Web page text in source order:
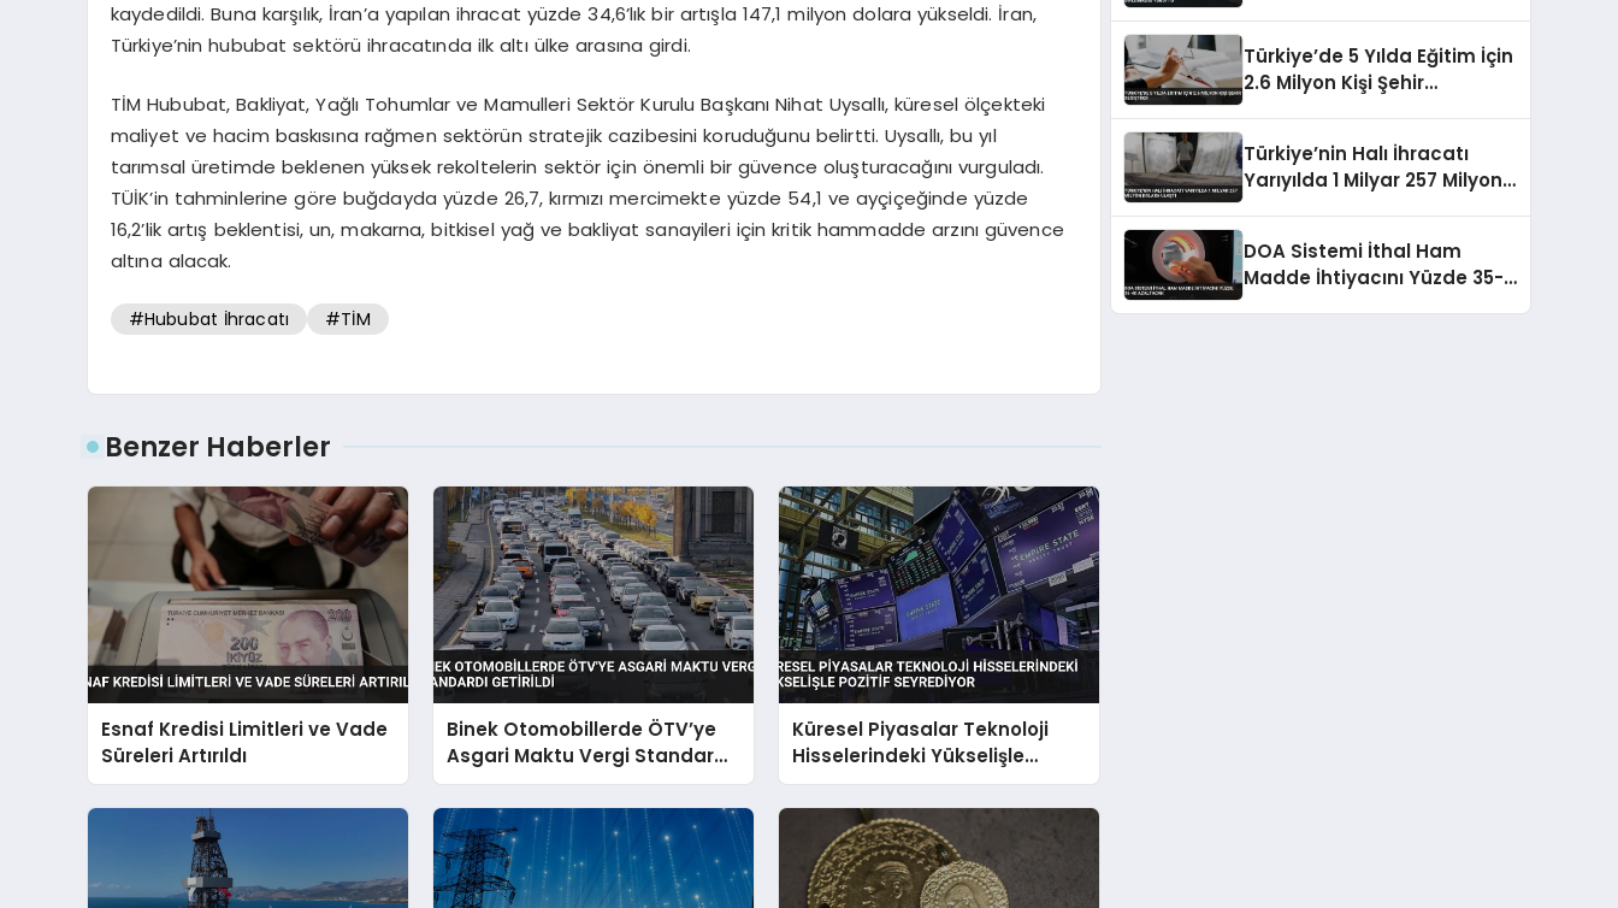
kaydedildi. Buna karşılık, İran’a yapılan ihracat yüzde 34,6’lık bir artışla 147,1 milyon dolara yükseldi. İran,
Türkiye’nin hububat sektörü ihracatında ilk altı ülke arasına girdi.
TİM Hububat, Bakliyat, Yağlı Tohumlar ve Mamulleri Sektör Kurulu Başkanı Nihat Uysallı, küresel ölçekteki
maliyet ve hacim baskısına rağmen sektörün stratejik cazibesini koruduğunu belirtti. Uysallı, bu yıl
tarımsal üretimde beklenen yüksek rekoltelerin sektör için önemli bir güvence oluşturacağını vurguladı.
TÜİK’in tahminlerine göre buğdayda yüzde 26,7, kırmızı mercimekte yüzde 54,1 ve ayçiçeğinde yüzde
16,2’lik artış beklentisi, un, makarna, bitkisel yağ ve bakliyat sanayileri için kritik hammadde arzını güvence
altına alacak.
#Hububat İhracatı #TİM
Benzer Haberler
Esnaf Kredisi Limitleri ve Vade
Süreleri Artırıldı
Binek Otomobillerde ÖTV’ye
Asgari Maktu Vergi Standardı
Getirildi
Küresel Piyasalar Teknoloji
Hisselerindeki Yükselişle
Pozitif Seyrediyor
Türkiye’de 5 Yılda Eğitim İçin
2.6 Milyon Kişi Şehir
Türkiye’nin Halı İhracatı
Yarıyılda 1 Milyar 257 Milyon
DOA Sistemi İthal Ham
Madde İhtiyacını Yüzde 35-